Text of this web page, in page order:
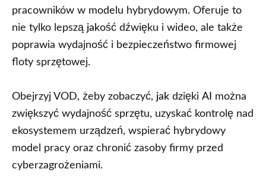
pracowników w modelu hybrydowym. Oferuje to
nie tylko lepszą jakość dźwięku i wideo, ale także
poprawia wydajność i bezpieczeństwo firmowej
floty sprzętowej.
Obejrzyj VOD, żeby zobaczyć, jak dzięki AI można
zwiększyć wydajność sprzętu, uzyskać kontrolę nad
ekosystemem urządzeń, wspierać hybrydowy
model pracy oraz chronić zasoby firmy przed
cyberzagrożeniami.